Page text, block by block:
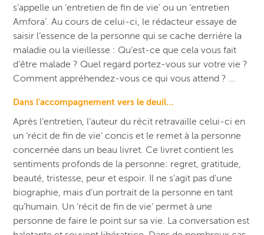
s’appelle un ‘entretien de fin de vie’ ou un ‘entretien
Amfora’. Au cours de celui-ci, le rédacteur essaye de
saisir l’essence de la personne qui se cache derrière la
maladie ou la vieillesse : Qu’est-ce que cela vous fait
d’être malade ? Quel regard portez-vous sur votre vie ?
Comment appréhendez-vous ce qui vous attend ? …
Dans l’accompagnement vers le deuil…
Après l’entretien, l’auteur du récit retravaille celui-ci en
un ‘récit de fin de vie’ concis et le remet à la personne
concernée dans un beau livret. Ce livret contient les
sentiments profonds de la personne: regret, gratitude,
beauté, tristesse, peur et espoir. Il ne s’agit pas d’une
biographie, mais d’un portrait de la personne en tant
qu’humain. Un ‘récit de fin de vie’ permet à une
personne de faire le point sur sa vie. La conversation est